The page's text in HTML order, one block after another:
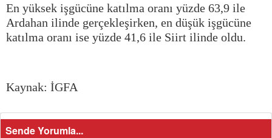
En yüksek işgücüne katılma oranı yüzde 63,9 ile
Ardahan ilinde gerçekleşirken, en düşük işgücüne
katılma oranı ise yüzde 41,6 ile Siirt ilinde oldu.
Kaynak: İGFA
Sende Yorumla...